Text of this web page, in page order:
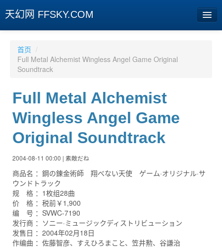
天幻网 FFSKY.COM
资讯
旧版临时
首页 /
Full Metal Alchemist Wingless Angel Game Original
Soundtrack
Full Metal Alchemist
Wingless Angel Game
Original Soundtrack
2004-08-11 00:00 | 素敵だね
商品名 ：鋼の錬金術師 翔べない天使 ゲーム·オリジナル·サ
ウンドトラック
规 格 ：1枚组28曲
价 格 ：税前￥1,900
编 号 ：SVWC-7190
发行商 ：ソニー·ミュージックディストリビューション
发售日 ：2004年02月18日
作编曲 ：佐藤智彦、すえひろまこと、笠井勲、谷謙治